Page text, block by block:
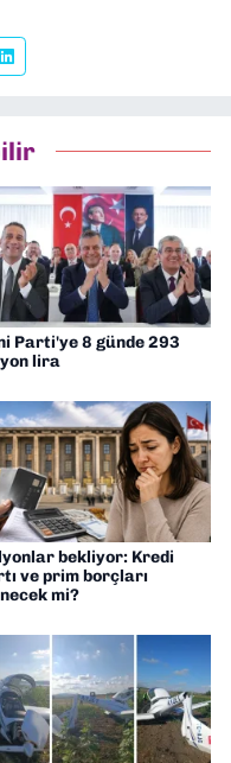
Parti'ye 8 günde 293
lira
bekliyor: Kredi
ve prim borçları
mi?